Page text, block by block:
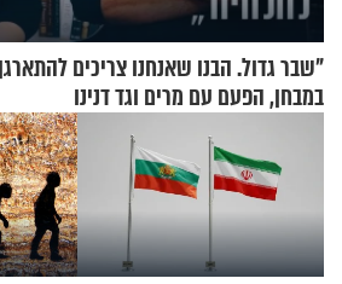
"שבר גדול. הבנו שאנחנו צריכים
במבחן, הפעם עם מרים וגד דנינו